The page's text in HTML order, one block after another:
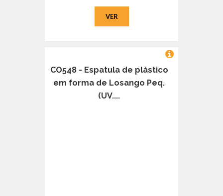
VER
CO548 - Espatula de plástico
em forma de Losango Peq.
(UV....